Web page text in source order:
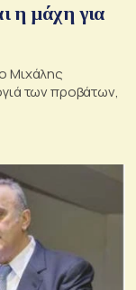
η μάχη για
Μιχάλης
των προβάτων,